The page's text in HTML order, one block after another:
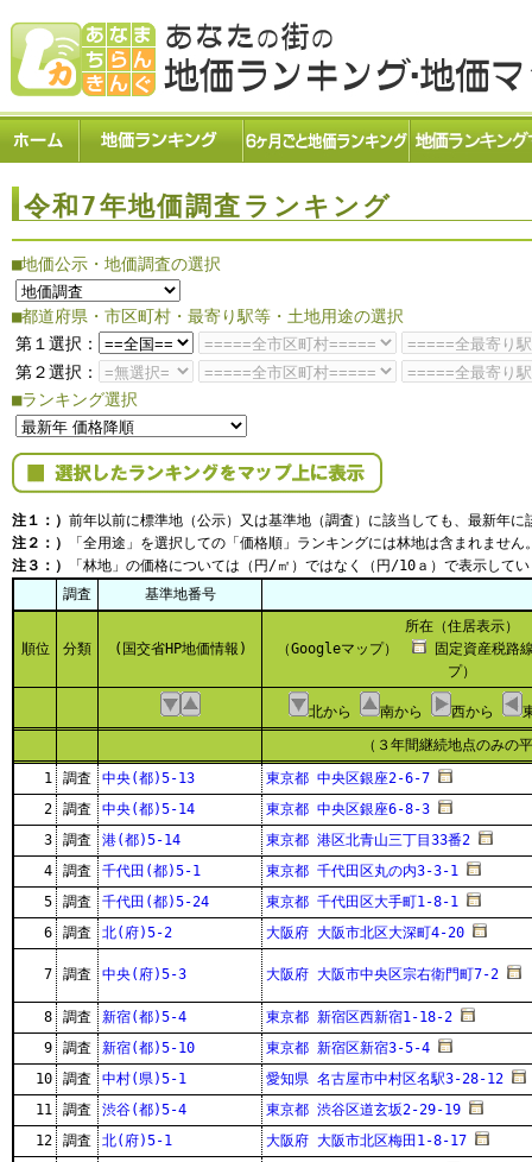
令和7年地価調査ランキング
■地価公示・地価調査の選択
■都道府県・市区町村・最寄り駅等・土地用途の選択
第１選択：
第２選択：
■ランキング選択
注１：） 前年以前に標準地（公示）又は基準地（調査）に該当しても、最新年
注２：）
「全用途」を選択しての「価格順」ランキングには林地は含まれません
注３：）
「林地」の価格については（円/㎡）ではなく（円/10ａ）で表示して
調査
基準地番号
順位 分類 (国交省HP地価情報)
所在（住居表示）
（Googleマップ）
固定資産税路
プ）
北から 南から 西から
（３年間継続地点のみの
1
調査 中央(都)5-13
東京都 中央区銀座2-6-7
2
調査 中央(都)5-14
東京都 中央区銀座6-8-3
3
調査 港(都)5-14
東京都 港区北青山三丁目33番2
4
調査 千代田(都)5-1
東京都 千代田区丸の内3-3-1
5
調査 千代田(都)5-24
東京都 千代田区大手町1-8-1
6
調査 北(府)5-2 大阪府 大阪市北区大深町4-20
7 調査 中央(府)5-3 大阪府 大阪市中央区宗右衛門町7-2
8 調査 新宿(都)5-4
東京都 新宿区西新宿1-18-2
9
調査 新宿(都)5-10
東京都 新宿区新宿3-5-4
10
調査 中村(県)5-1
愛知県 名古屋市中村区名駅3-28-12
11
調査 渋谷(都)5-4
東京都 渋谷区道玄坂2-29-19
12
調査 北(府)5-1
大阪府 大阪市北区梅田1-8-17